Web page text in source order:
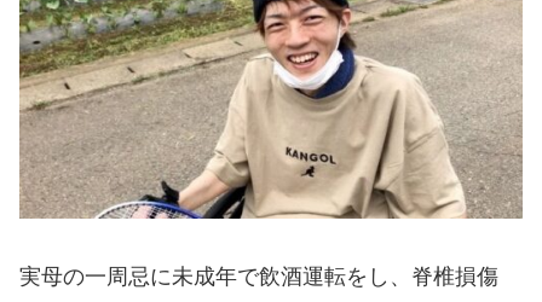
実母の一周忌に未成年で飲酒運転をし、脊椎損傷